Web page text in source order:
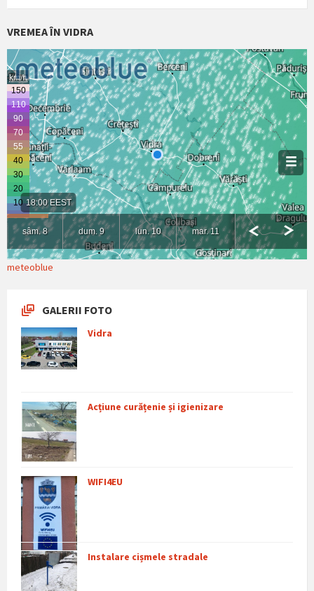
VREMEA ÎN VIDRA
meteoblue
GALERII FOTO
Vidra
Acțiune curățenie și igienizare
WIFI4EU
Instalare cișmele stradale